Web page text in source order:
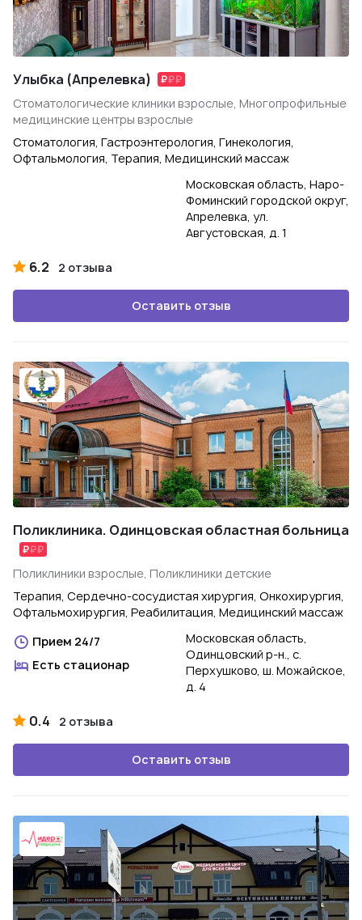
Улыбка (Апрелевка)
Стоматологические клиники взрослые, Многопрофильные
медицинские центры взрослые
Стоматология, Гастроэнтерология, Гинекология,
Офтальмология, Терапия, Медицинский массаж
Московская область, Наро-
Фоминский городской округ,
Апрелевка, ул.
Августовская, д. 1
6.2 2 отзыва
Оставить отзыв
Поликлиника. Одинцовская областная больница
Поликлиники взрослые, Поликлиники детские
Терапия, Сердечно-сосудистая хирургия, Онкохирургия,
Офтальмохирургия, Реабилитация, Медицинский массаж
Прием 24/7
Есть стационар
Московская область,
Одинцовский р-н., с.
Перхушково, ш. Можайское,
д. 4
0.4 2 отзыва
Оставить отзыв